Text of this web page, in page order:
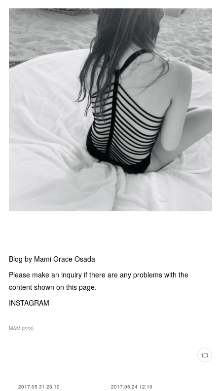
Blog by Mami Grace Osada
Please make an inquiry if there are any problems with the
content shown on this page.
INSTAGRAM
MAMI(223)
2017.05.31 23:10 2017.05.24 12:10